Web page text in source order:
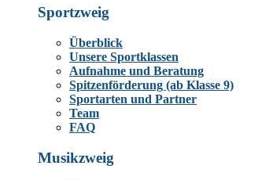
Sportzweig
Überblick
Unsere Sportklassen
Aufnahme und Beratung
Spitzenförderung (ab Klasse 9)
Sportarten und Partner
Team
FAQ
Musikzweig